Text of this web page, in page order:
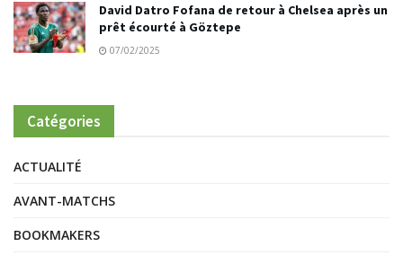
David Datro Fofana de retour à Chelsea après un
prêt écourté à Göztepe
07/02/2025
Catégories
ACTUALITÉ
AVANT-MATCHS
BOOKMAKERS